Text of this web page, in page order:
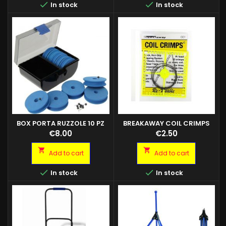
Casting
 In stock  In stock
BOX PORTA RUZZOLE 10 PZ
Price
€8.00
 Add to cart
 In stock
BREAKAWAY COIL CRIMPS
Price
€2.50
 Add to cart
 In stock